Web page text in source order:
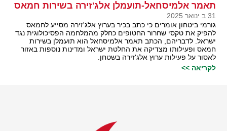
תאמר אלמיסחאל-תועמלן אלג'זירה בשירות חמאס
31 ב ינואר 2025
גורמי ביטחון אומרים כי כתב בכיר בערוץ אלג'זירה מסייע לחמאס
להפיק את טקסי שחרור החטופים כחלק מהמלחמה הפסיכולוגית נגד
ישראל. לדבריהם, הכתב תאמר אלמיסחאל הוא תועמלן בשירות
חמאס ופעילותו מצדיקה את החלטת ישראל ומדינות נוספות באזור
לאסור על פעילות ערוץ אלג'זירה בשטחן.
לקריאה >>